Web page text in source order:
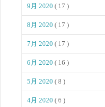
9月 2020 ( 17 )
8月 2020 ( 17 )
7月 2020 ( 17 )
6月 2020 ( 16 )
5月 2020 ( 8 )
4月 2020 ( 6 )